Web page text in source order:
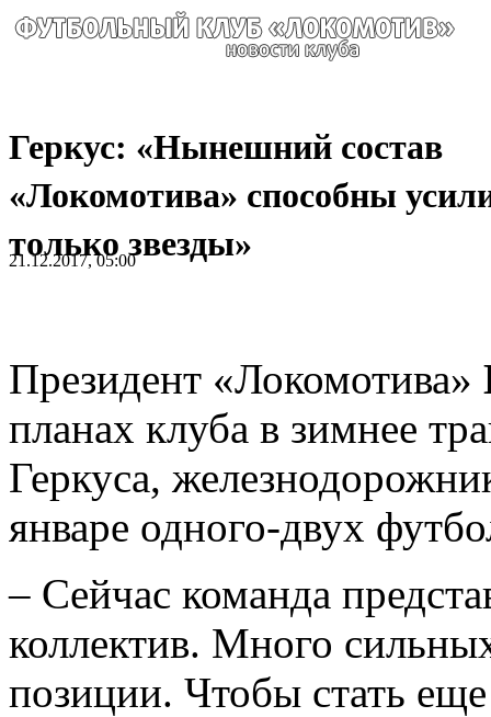
Геркус: «Нынешний состав
«Локомотива» способны
только звезды»
21.12.2017, 05:00
Президент «Локомотива»
планах клуба в зимнее
Геркуса,
январе одного-двух
– Сейчас команда
коллектив. Много
позиции. Чтобы стать